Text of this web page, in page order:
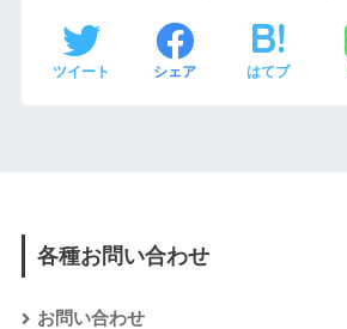
ツイート シェア はてブ
各種お問い合わせ
お問い合わせ